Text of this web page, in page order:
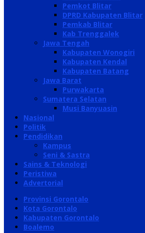
Pemkot Blitar
DPRD Kabupaten Blitar
Pemkab Blitar
Kab Trenggalek
Jawa Tengah
Kabupaten Wonogiri
Kabupaten Kendal
Kabupaten Batang
Jawa Barat
Purwakarta
Sumatera Selatan
Musi Banyuasin
Nasional
Politik
Pendidikan
Kampus
Seni & Sastra
Sains & Teknologi
Peristiwa
Advertorial
Provinsi Gorontalo
Kota Gorontalo
Kabupaten Gorontalo
Boalemo